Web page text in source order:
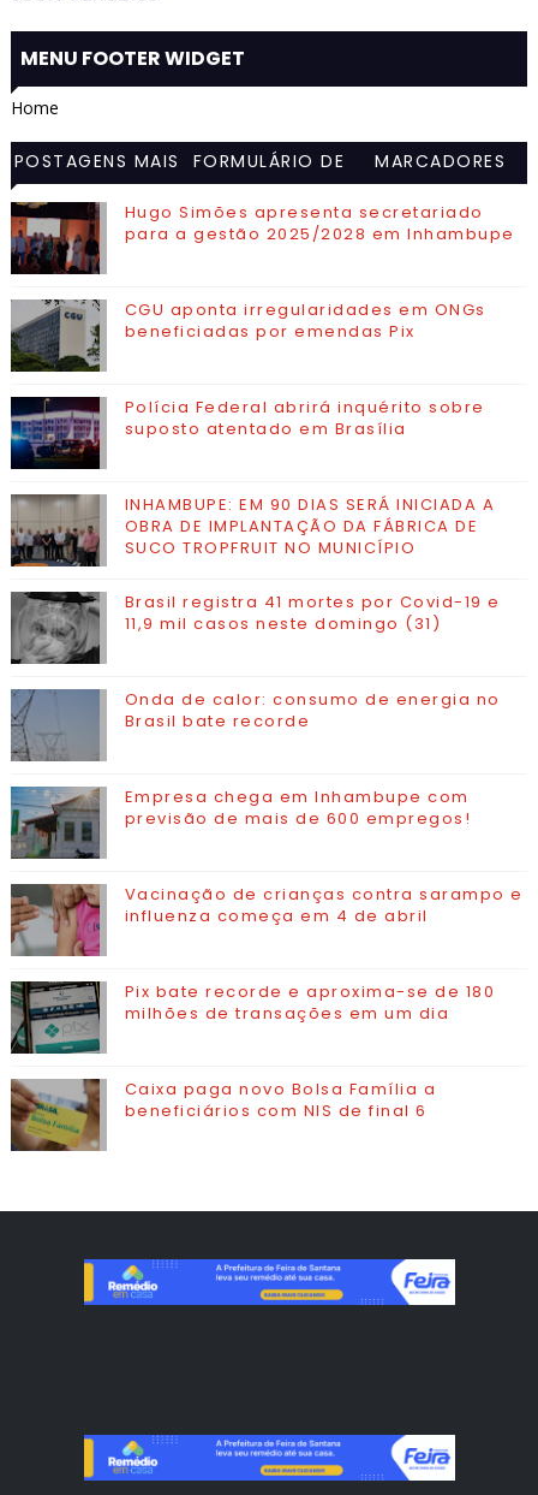
MENU FOOTER WIDGET
Home
POSTAGENS MAIS
VISITADAS
FORMULÁRIO DE
MARCADORES
Hugo Simões apresenta secretariado
para a gestão 2025/2028 em Inhambupe
CGU aponta irregularidades em ONGs
beneficiadas por emendas Pix
Polícia Federal abrirá inquérito sobre
suposto atentado em Brasília
INHAMBUPE: EM 90 DIAS SERÁ INICIADA A
OBRA DE IMPLANTAÇÃO DA FÁBRICA DE
SUCO TROPFRUIT NO MUNICÍPIO
Brasil registra 41 mortes por Covid-19 e
11,9 mil casos neste domingo (31)
Onda de calor: consumo de energia no
Brasil bate recorde
Empresa chega em Inhambupe com
previsão de mais de 600 empregos!
Vacinação de crianças contra sarampo e
influenza começa em 4 de abril
Pix bate recorde e aproxima-se de 180
milhões de transações em um dia
Caixa paga novo Bolsa Família a
beneficiários com NIS de final 6